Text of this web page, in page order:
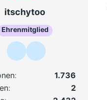
itschytoo
Ehrenmitglied
1.736
2